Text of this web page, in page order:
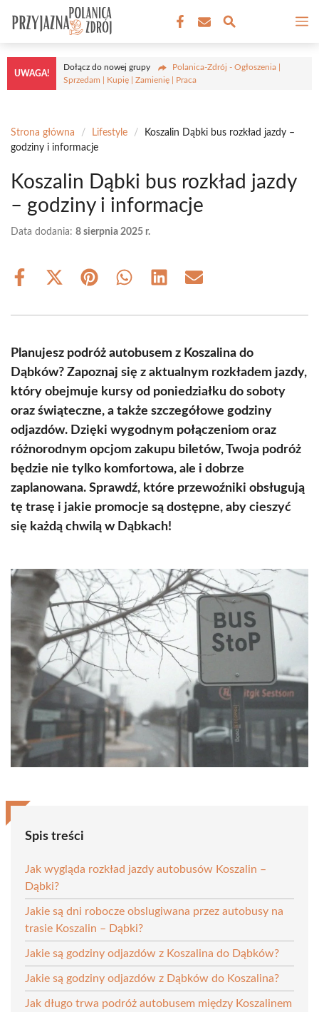
treści
UWAGA!
Dołącz do nowej grupy
Polanica-Zdrój - Ogłoszenia |
Sprzedam | Kupię | Zamienię | Praca
Strona główna / Lifestyle /
Koszalin Dąbki bus rozkład jazdy –
godziny i informacje
Koszalin Dąbki bus rozkład jazdy
– godziny i informacje
Data dodania: 8 sierpnia 2025 r.
Share
Share
(Twitter)
Share Share Share Share
Planujesz podróż autobusem z Koszalina do
Dąbków? Zapoznaj się z aktualnym rozkładem jazdy,
który obejmuje kursy od poniedziałku do soboty
oraz świąteczne, a także szczegółowe godziny
odjazdów. Dzięki wygodnym połączeniom oraz
różnorodnym opcjom zakupu biletów, Twoja podróż
będzie nie tylko komfortowa, ale i dobrze
zaplanowana. Sprawdź, które przewoźniki obsługują
tę trasę i jakie promocje są dostępne, aby cieszyć
się każdą chwilą w Dąbkach!
Spis treści
Jak wygląda rozkład jazdy autobusów Koszalin –
Dąbki?
Jakie są dni robocze obslugiwana przez autobusy na
trasie Koszalin – Dąbki?
Jakie są godziny odjazdów z Koszalina do Dąbków?
Jakie są godziny odjazdów z Dąbków do Koszalina?
Jak długo trwa podróż autobusem między Koszalinem